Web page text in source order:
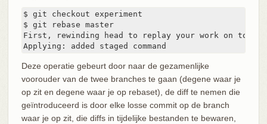
$ git checkout experiment
$ git rebase master
First, rewinding head to replay your work on top
Applying: added staged command
Deze operatie gebeurt door naar de gezamenlijke
voorouder van de twee branches te gaan (degene waar je
op zit en degene waar je op rebaset), de diff te nemen die
geïntroduceerd is door elke losse commit op de branch
waar je op zit, die diffs in tijdelijke bestanden te bewaren,